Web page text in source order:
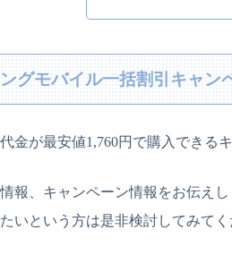
グモバイル一括割引キャン
金が最安値1,760円で購入できる
報、キャンペーン情報をお伝え
いという方は是非検討してみてく